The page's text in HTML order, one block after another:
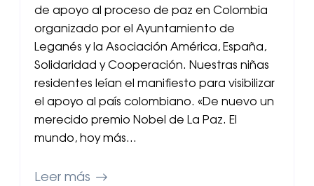
de apoyo al proceso de paz en Colombia
organizado por el Ayuntamiento de
Leganés y la Asociación América, España,
Solidaridad y Cooperación. Nuestras niñas
residentes leían el manifiesto para visibilizar
el apoyo al país colombiano. «De nuevo un
merecido premio Nobel de La Paz. El
mundo, hoy más…
Leer más